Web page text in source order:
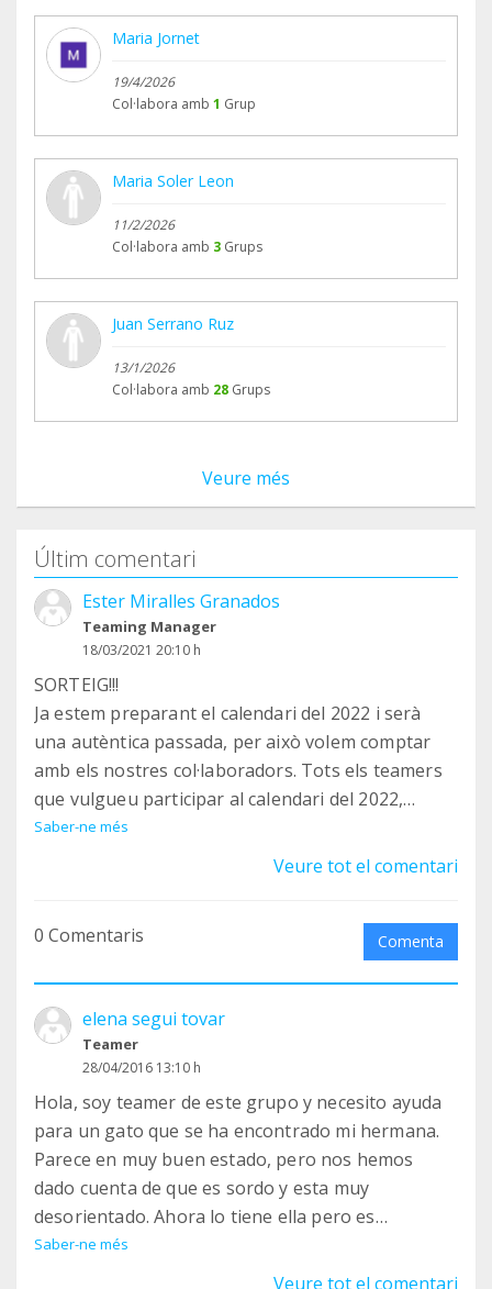
Maria Jornet
19/4/2026
Col·labora amb 1 Grup
Maria Soler Leon
11/2/2026
Col·labora amb 3 Grups
Juan Serrano Ruz
13/1/2026
Col·labora amb 28 Grups
Veure més
Últim comentari
Ester Miralles Granados
Teaming Manager
18/03/2021 20:10 h
SORTEIG!!!
Ja estem preparant el calendari del 2022 i serà
una autèntica passada, per això volem comptar
amb els nostres col·laboradors. Tots els teamers
que vulgueu participar al calendari del 2022,
envieu un correu a info@protectoradealcoy.com
per participar al sorteig per eixir al nostre genial
¡¡SORTEO!!
contar con nuestros colaboradores. Todos los
teamers que queráis participar en el calendario
info@protectoradealcoy.com para participar en el
sorteo para salir en nuestro genial calendario
Saber-ne més
Veure tot el comentari
0 Comentaris Comenta
elena segui tovar
Teamer
28/04/2016 13:10 h
Hola, soy teamer de este grupo y necesito ayuda
para un gato que se ha encontrado mi hermana.
Parece en muy buen estado, pero nos hemos
dado cuenta de que es sordo y esta muy
desorientado. Ahora lo tiene ella pero es
imposible que se lo pueda quedar pues en su casa
no dejan tener animales. Yo tampoco puedo
Saber-ne més
Veure tot el comentari